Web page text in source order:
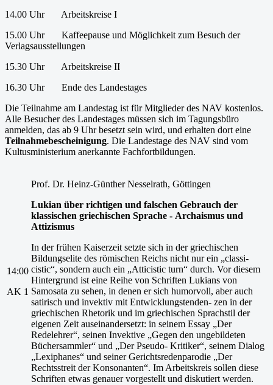
14.00 Uhr Arbeitskreise I
15.00 Uhr Kaffeepause und Möglichkeit zum Besuch der
Verlagsausstellungen
15.30 Uhr Arbeitskreise II
16.30 Uhr Ende des Landestages
Die Teilnahme am Landestag ist für Mitglieder des NAV kostenlos.
Alle Besucher des Landestages müssen sich im Tagungsbüro
anmelden, das ab 9 Uhr besetzt sein wird, und erhalten dort eine
Teilnahmebescheinigung. Die Landestage des NAV sind vom
Kultusministerium anerkannte Fachfortbildungen.
14:00
AK 1
Prof. Dr. Heinz-Günther Nesselrath, Göttingen
Lukian über richtigen und falschen Gebrauch der
klassischen griechischen Sprache - Archaismus und
Attizismus
In der frühen Kaiserzeit setzte sich in der griechischen
Bildungselite des römischen Reichs nicht nur ein „classi-
cistic“, sondern auch ein „Atticistic turn“ durch. Vor diesem
Hintergrund ist eine Reihe von Schriften Lukians von
Samosata zu sehen, in denen er sich humorvoll, aber auch
satirisch und invektiv mit Entwicklungstenden- zen in der
griechischen Rhetorik und im griechischen Sprachstil der
eigenen Zeit auseinandersetzt: in seinem Essay „Der
Redelehrer“, seinen Invektive „Gegen den ungebildeten
Büchersammler“ und „Der Pseudo- Kritiker“, seinem Dialog
„Lexiphanes“ und seiner Gerichtsredenparodie „Der
Rechtsstreit der Konsonanten“. Im Arbeitskreis sollen diese
Schriften etwas genauer vorgestellt und diskutiert werden.